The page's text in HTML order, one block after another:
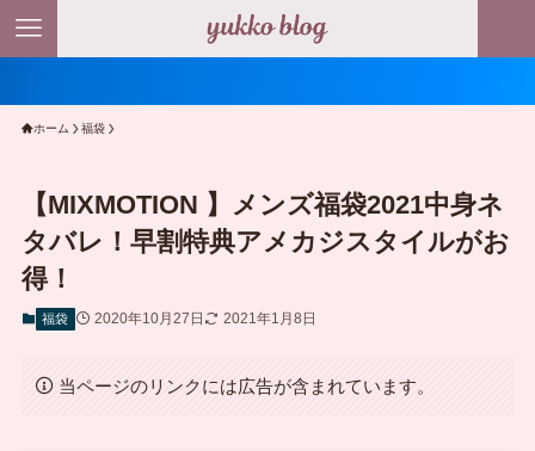
ホーム 福袋
【MIXMOTION 】メンズ福袋2021中身ネ
タバレ！早割特典アメカジスタイルがお
得！
福袋 2020年10月27日 2021年1月8日
当ページのリンクには広告が含まれています。